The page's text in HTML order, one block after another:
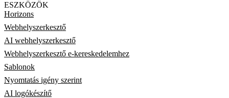
ESZKÖZÖK
Horizons
Webhelyszerkesztő
AI webhelyszerkesztő
Webhelyszerkesztő e-kereskedelemhez
Sablonok
Nyomtatás igény szerint
AI logókészítő